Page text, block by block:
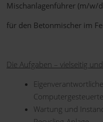
Mischanlagenführer (m/w/
für den Betonmischer im
Die Aufgaben – vielseitig
Wartung und